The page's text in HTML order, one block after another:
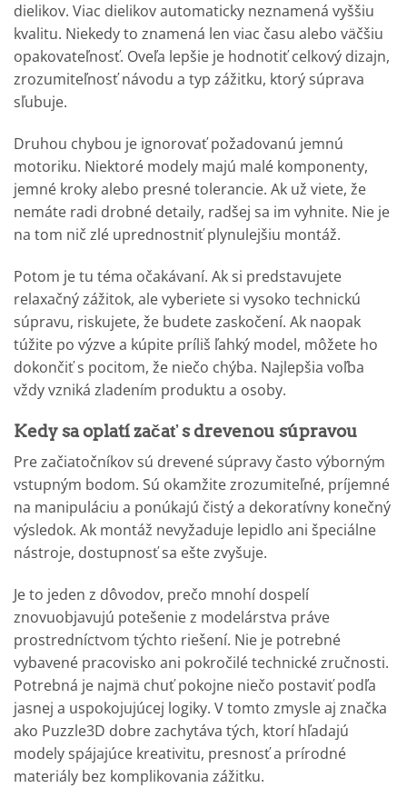
dielikov. Viac dielikov automaticky neznamená vyššiu
kvalitu. Niekedy to znamená len viac času alebo väčšiu
opakovateľnosť. Oveľa lepšie je hodnotiť celkový dizajn,
zrozumiteľnosť návodu a typ zážitku, ktorý súprava
sľubuje.
Druhou chybou je ignorovať požadovanú jemnú
motoriku. Niektoré modely majú malé komponenty,
jemné kroky alebo presné tolerancie. Ak už viete, že
nemáte radi drobné detaily, radšej sa im vyhnite. Nie je
na tom nič zlé uprednostniť plynulejšiu montáž.
Potom je tu téma očakávaní. Ak si predstavujete
relaxačný zážitok, ale vyberiete si vysoko technickú
súpravu, riskujete, že budete zaskočení. Ak naopak
túžite po výzve a kúpite príliš ľahký model, môžete ho
dokončiť s pocitom, že niečo chýba. Najlepšia voľba
vždy vzniká zladením produktu a osoby.
Kedy sa oplatí začať s drevenou súpravou
Pre začiatočníkov sú drevené súpravy často výborným
vstupným bodom. Sú okamžite zrozumiteľné, príjemné
na manipuláciu a ponúkajú čistý a dekoratívny konečný
výsledok. Ak montáž nevyžaduje lepidlo ani špeciálne
nástroje, dostupnosť sa ešte zvyšuje.
Je to jeden z dôvodov, prečo mnohí dospelí
znovuobjavujú potešenie z modelárstva práve
prostredníctvom týchto riešení. Nie je potrebné
vybavené pracovisko ani pokročilé technické zručnosti.
Potrebná je najmä chuť pokojne niečo postaviť podľa
jasnej a uspokojujúcej logiky. V tomto zmysle aj značka
ako Puzzle3D dobre zachytáva tých, ktorí hľadajú
modely spájajúce kreativitu, presnosť a prírodné
materiály bez komplikovania zážitku.